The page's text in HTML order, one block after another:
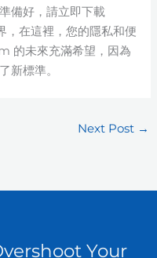
備好，請立即下載
在這裡，您的隱私和便
的未來充滿希望，因為
新標準。
Next Post →
Your